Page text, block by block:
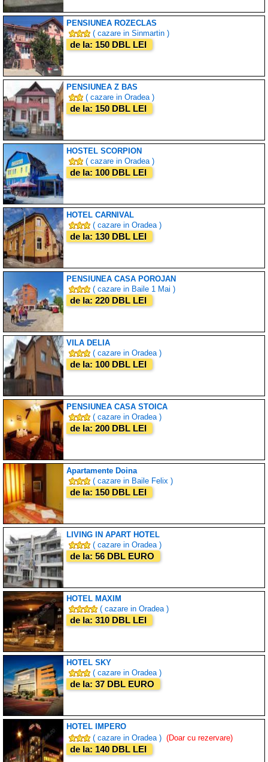
PENSIUNEA ROZECLAS
( cazare in Sinmartin )
de la: 150 DBL LEI
PENSIUNEA Z BAS
( cazare in Oradea )
de la: 150 DBL LEI
HOSTEL SCORPION
( cazare in Oradea )
de la: 100 DBL LEI
HOTEL CARNIVAL
( cazare in Oradea )
de la: 130 DBL LEI
PENSIUNEA CASA POROJAN
( cazare in Baile 1 Mai )
de la: 220 DBL LEI
VILA DELIA
( cazare in Oradea )
de la: 100 DBL LEI
PENSIUNEA CASA STOICA
( cazare in Oradea )
de la: 200 DBL LEI
Apartamente Doina
( cazare in Baile Felix )
de la: 150 DBL LEI
LIVING IN APART HOTEL
( cazare in Oradea )
de la: 56 DBL EURO
HOTEL MAXIM
( cazare in Oradea )
de la: 310 DBL LEI
HOTEL SKY
( cazare in Oradea )
de la: 37 DBL EURO
HOTEL IMPERO
( cazare in Oradea ) (Doar cu rezervare)
de la: 140 DBL LEI